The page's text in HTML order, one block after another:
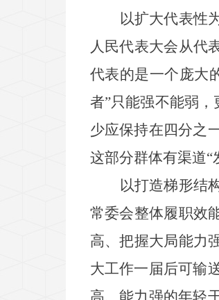
以扩大代表性
人民代表大会从代
代表的是一个庞大
者”只能强不能弱，
少应保持在四分之
这部分群体有渠道“
以打造梯形结
常委会整体履职效
高、把握大局能力
大工作一届后可输
高、能力强的年轻